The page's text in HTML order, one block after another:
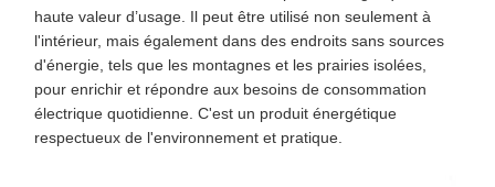
haute valeur d’usage. Il peut être utilisé non seulement à
l'intérieur, mais également dans des endroits sans sources
d'énergie, tels que les montagnes et les prairies isolées,
pour enrichir et répondre aux besoins de consommation
électrique quotidienne. C'est un produit énergétique
respectueux de l'environnement et pratique.